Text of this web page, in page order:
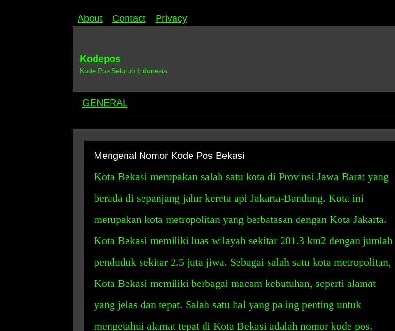
About Contact Privacy
Kodepos
Kode Pos Seluruh Indonesia
GENERAL
Mengenal Nomor Kode Pos Bekasi
Kota Bekasi merupakan salah satu kota di Provinsi Jawa Barat yang
berada di sepanjang jalur kereta api Jakarta-Bandung. Kota ini
merupakan kota metropolitan yang berbatasan dengan Kota Jakarta.
Kota Bekasi memiliki luas wilayah sekitar 201.3 km2 dengan jumlah
penduduk sekitar 2.5 juta jiwa. Sebagai salah satu kota metropolitan,
Kota Bekasi memiliki berbagai macam kebutuhan, seperti alamat
yang jelas dan tepat. Salah satu hal yang paling penting untuk
mengetahui alamat tepat di Kota Bekasi adalah nomor kode pos.